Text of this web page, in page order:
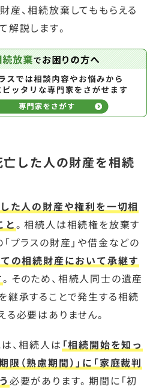
産、相続放棄してももらえる
解説します。
亡した人の財産を相続
た人の財産や権利を一切相
と。相続人は相続権を放棄す
プラスの財産」や借金などの
の相続財産において承継す
。そのため、相続人同士の遺産
継承することで発生する相続
必要はありません。
、相続人は 「相続開始を知っ
（熟慮期間）」に「家庭裁判
必要があります。期間に「初